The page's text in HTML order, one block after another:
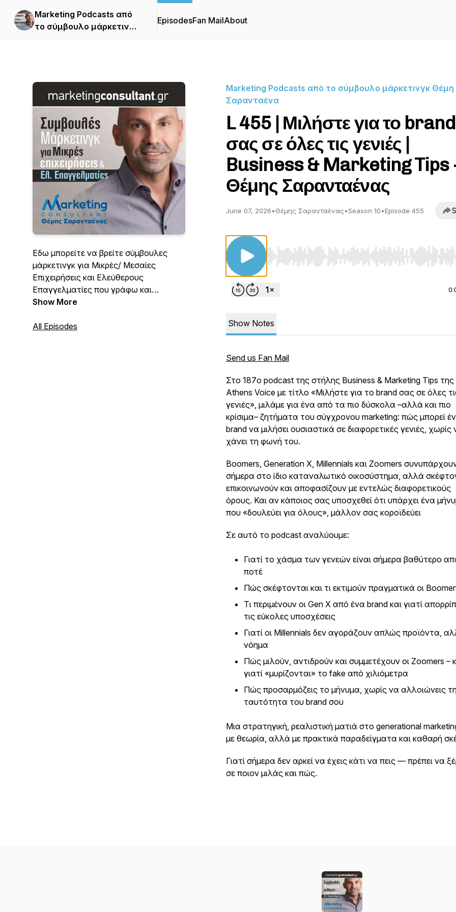
Marketing Podcasts από
το σύμβουλο μάρκετινγκ
EpisodesFan MailAbout
Εδω μπορείτε να βρείτε σύμβουλες
μάρκετινγκ για Μικρές/ Μεσαίες
Επιχειρήσεις και Ελεύθερους
Επαγγελματίες που γράφω και
ηχογραφώ για εσάς. Μπορείτε να
κινητό σας το ΔΩΡΕΑΝ application
Show More
All Episodes
Marketing Podcasts από το σύμβουλο μάρκετινγκ Θέμη
Σαρανταένα
L 455 | Μιλήστε για το brand
σας σε όλες τις γενιές |
Business & Marketing Tips
Θέμης Σαρανταένας
June 07, 2026•Θέμης Σαρανταένας•Season 10•Episode 455
Use Left/Right to seek, Home/End to jump to start
Show Notes
Send us Fan Mail
Στο 187ο podcast της στήλης Business & Marketing Tips της
Athens Voice με τίτλο «Μιλήστε για το brand σας σε όλες
γενιές», μιλάμε για ένα από τα πιο δύσκολα –αλλά και πιο
κρίσιμα– ζητήματα του σύγχρονου marketing: πώς μπορεί
brand να μιλήσει ουσιαστικά σε διαφορετικές γενιές, χωρίς
χάνει τη φωνή του.
Boomers, Generation X, Millennials και Zoomers
σήμερα στο ίδιο καταναλωτικό οικοσύστημα, αλλά
επικοινωνούν και αποφασίζουν με εντελώς διαφορετικούς
όρους. Και αν κάποιος σας υποσχεθεί ότι υπάρχει ένα
που «δουλεύει για όλους», μάλλον σας κοροϊδεύει
Σε αυτό το podcast αναλύουμε:
Γιατί το χάσμα των γενεών είναι σήμερα βαθύτερο
ποτέ
Πώς σκέφτονται και τι εκτιμούν πραγματικά οι
Τι περιμένουν οι Gen X από ένα brand και γιατί
τις εύκολες υποσχέσεις
Γιατί οι Millennials δεν αγοράζουν απλώς προϊόντα,
νόημα
Πώς μιλούν, αντιδρούν και συμμετέχουν οι Zoomers –
γιατί «μυρίζονται» το fake από χιλιόμετρα
Πώς προσαρμόζεις το μήνυμα, χωρίς να αλλοιώνεις
ταυτότητα του brand σου
Μια στρατηγική, ρεαλιστική ματιά στο generational
με θεωρία, αλλά με πρακτικά παραδείγματα και καθαρή
Γιατί σήμερα δεν αρκεί να έχεις κάτι να πεις — πρέπει να
σε ποιον μιλάς και πώς.